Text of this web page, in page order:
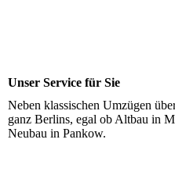
Unser Service für Sie
Neben klassischen Umzügen
ganz Berlins, egal ob Altbau in
Neubau in Pankow.